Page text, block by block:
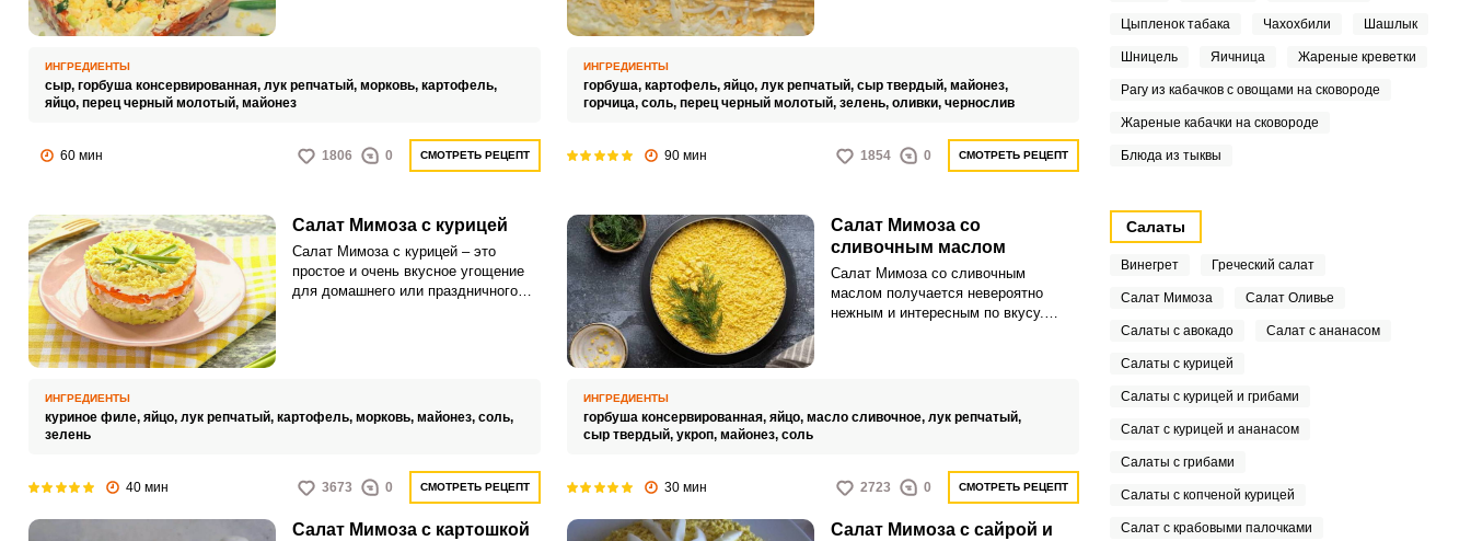
ИНГРЕДИЕНТЫ
сыр, горбуша консервированная, лук репчатый, морковь, картофель,
яйцо, перец черный молотый, майонез
60 мин 1806 0 СМОТРЕТЬ РЕЦЕПТ
уложенных друг на друга, что
создает уникальный визуальный
ИНГРЕДИЕНТЫ
горбуша, картофель, яйцо, лук репчатый, сыр твердый, майонез,
горчица, соль, перец черный молотый, зелень, оливки, чернослив
90 мин 1854 0 СМОТРЕТЬ РЕЦЕПТ
Салат Мимоза с курицей
Салат Мимоза с курицей – это
простое и очень вкусное угощение
для домашнего или праздничного
ИНГРЕДИЕНТЫ
куриное филе, яйцо, лук репчатый, картофель, морковь, майонез, соль,
зелень
40 мин 3673 0 СМОТРЕТЬ РЕЦЕПТ
Салат Мимоза со
сливочным маслом
Салат Мимоза со сливочным
маслом получается невероятно
нежным и интересным по вкусу.
ИНГРЕДИЕНТЫ
горбуша консервированная, яйцо, масло сливочное, лук репчатый,
сыр твердый, укроп, майонез, соль
30 мин 2723 0 СМОТРЕТЬ РЕЦЕПТ
Салат Мимоза с картошкой
Салат Мимоза с сайрой и
Цыпленок табака Чахохбили Шашлык
Шницель Яичница Жареные креветки
Рагу из кабачков с овощами на сковороде
Жареные кабачки на сковороде
Блюда из тыквы
Салаты
Винегрет Греческий салат
Салат Мимоза Салат Оливье
Салаты с авокадо Салат с ананасом
Салаты с курицей
Салаты с курицей и грибами
Салат с курицей и ананасом
Салаты с грибами
Салаты с копченой курицей
Салат с крабовыми палочками